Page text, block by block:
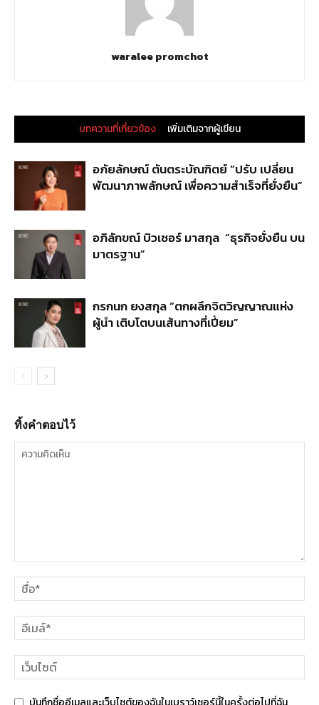
waralee promchot
บทความที่เกี่ยวข้อง เพิ่มเติมจากผู้เขียน
อภัยลักษณ์ ตันตระบัณฑิตย์ “ปรับ เปลี่ยน
พัฒนาภาพลักษณ์ เพื่อความสำเร็จที่ยั่งยืน”
อภิลักขณ์ บิวเซอร์ มาสกุล “ธุรกิจยั่งยืน บน
มาตรฐาน”
กรกนก ยงสกุล “ตกผลึกจิตวิญญาณแห่ง
ผู้นำ เติบโตบนเส้นทางที่เปี่ยม”
ทิ้งคำตอบไว้